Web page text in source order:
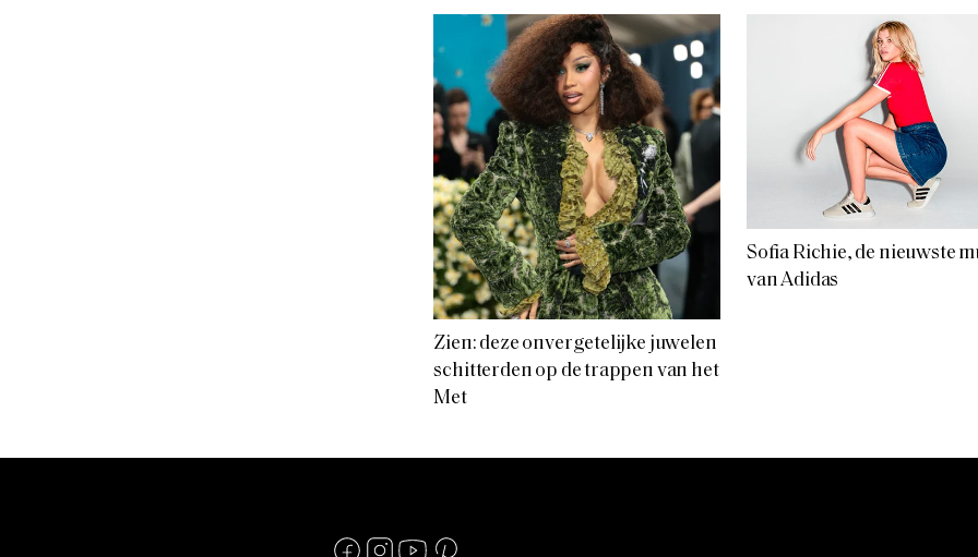
Zien: deze onvergetelijke juwelen
schitterden op de trappen van het
Met
Sofia Richie, de nieuwste
van Adidas